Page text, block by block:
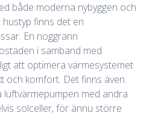
både moderna nybyggen och
finns det en
En noggrann
i samband med
att optimera värmesystemet
och komfort. Det finns även
luftvärmepumpen med andra
solceller, för ännu större